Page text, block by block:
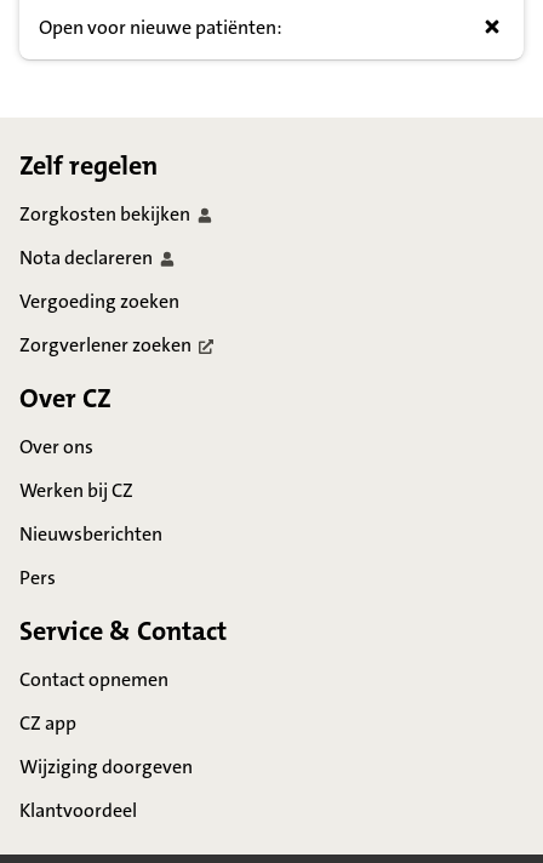
Open voor nieuwe patiënten:
Zelf regelen
Zorgkosten bekijken
Notadeclareren
Vergoeding zoeken
Zorgverlenerzoeken
Over CZ
Over ons
Werken bij CZ
Nieuwsberichten
Pers
Service & Contact
Contact opnemen
CZ app
Wijziging doorgeven
Klantvoordeel